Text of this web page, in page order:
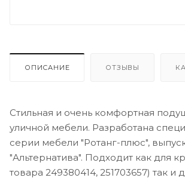
ОПИСАНИЕ ОТЗЫВЫ
Стильная и очень комфортная
уличной мебели. Разработана
серии мебели "Ротанг-плюс",
"Альтернатива". Подходит как для
товара 249380414, 251703657) так и